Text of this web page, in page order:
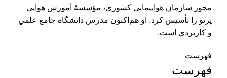
مجوز سازمان هواپيمايی كشوری، مؤسسۀ آموزش هوايی
پرتو را تأسيس كرد. او هم‌اکنون مدرس دانشگاه جامع علمي
و كاربردي است.
فهرست
فهرست